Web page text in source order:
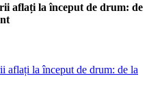
aflați la început de drum: de